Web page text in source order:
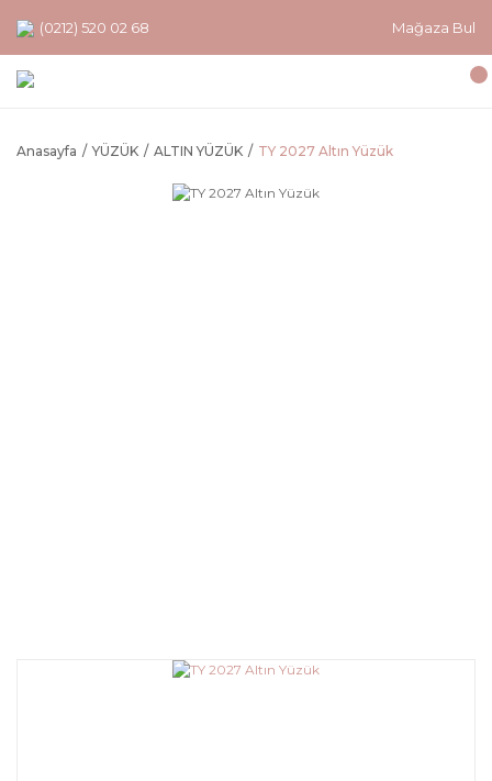
(0212) 520 02 68 Mağaza Bul
Anasayfa YÜZÜK ALTIN YÜZÜK TY 2027 Altın Yüzük